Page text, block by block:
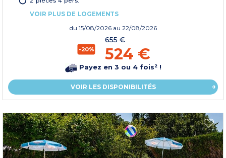
VOIR PLUS DE LOGEMENTS
du 15/08/2026 au 22/08/2026
-20%
655 €
524 €
Payez en 3 ou 4 fois² !
VOIR LES DISPONIBILITÉS